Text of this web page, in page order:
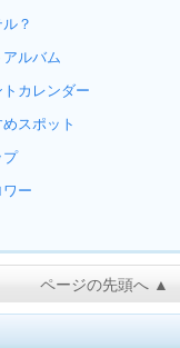
？
アルバム
トカレンダー
スポット
プ
ワー
ページの先頭へ ▲